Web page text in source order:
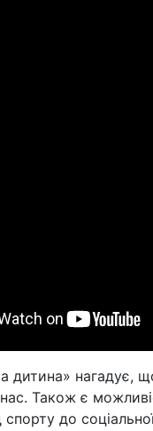
нагадує,
Також є
до соціальної